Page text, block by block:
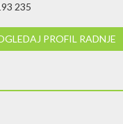
235
PROFIL RADNJE